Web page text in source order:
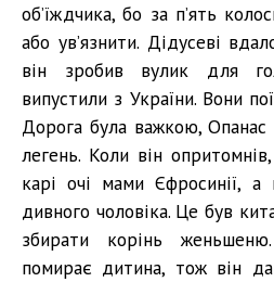
об’їждчика, бо за п’ять
або ув’язнити. Дідусеві
він зробив вулик для
випустили з України. Вони
Дорога була важкою, Опанас
легень. Коли він
карі очі мами Єфросинії, а
дивного чоловіка. Це був
збирати корінь
помирає дитина, тож він